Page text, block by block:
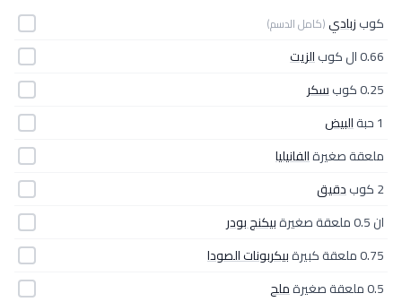
كوبزبادي(كامل الدسم)
0.66 ال كوب
الزيت
0.25 كوب
سكر
1 حبة
البيض
ملعقة صغيرةالفانيليا
2 كوب
دقيق
ان 0.5 ملعقة صغيرة
بيكنج بودر
0.75 ملعقة كبيرة
بيكربونات الصودا
0.5 ملعقة صغيرة
ملح